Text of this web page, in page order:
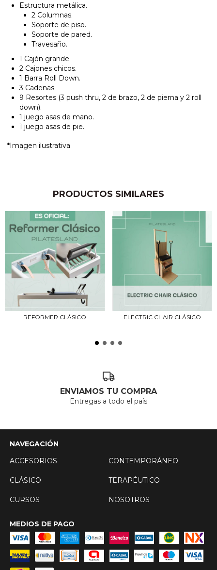
Estructura metálica.
2 Columnas.
Soporte de piso.
Soporte de pared.
Travesaño.
1 Cajón grande.
2 Cajones chicos.
1 Barra Roll Down.
3 Cadenas.
9 Resortes (3 push thru, 2 de brazo, 2 de pierna y 2 roll
down).
1 juego asas de mano.
1 juego asas de pie.
*Imagen ilustrativa
PRODUCTOS SIMILARES
REFORMER CLÁSICO ELECTRIC CHAIR CLÁSICO
ENVIAMOS TU COMPRA
Entregas a todo el país
NAVEGACIÓN
ACCESORIOS
CONTEMPORÁNEO
CLÁSICO TERAPÉUTICO
CURSOS NOSOTROS
MEDIOS DE PAGO